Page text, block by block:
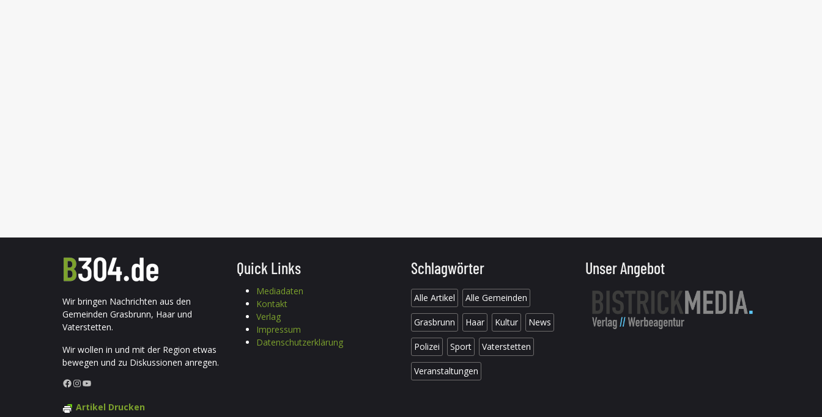
Wir bringen Nachrichten aus den
Gemeinden Grasbrunn, Haar und
Vaterstetten.
Wir wollen in und mit der Region etwas
bewegen und zu Diskussionen anregen.
Facebook InstagramYouTube
Quick Links
Mediadaten
Kontakt
Verlag
Impressum
Datenschutzerklärung
Schlagwörter
Alle Artikel Alle Gemeinden
Grasbrunn Haar Kultur News
Polizei Sport Vaterstetten
Veranstaltungen
Unser Angebot
Artikel Drucken